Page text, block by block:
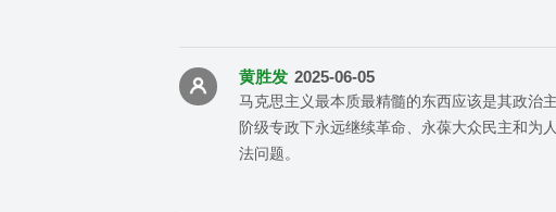
黄胜发 2025-06-05
马克思主义最本质最精髓的东西应该是其政治
阶级专政下永远继续革命、永葆大众民主和为
法问题。